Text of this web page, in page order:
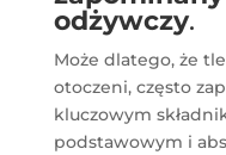
odżywczy.
Może dlatego, że
otoczeni, często
kluczowym
podstawowym i